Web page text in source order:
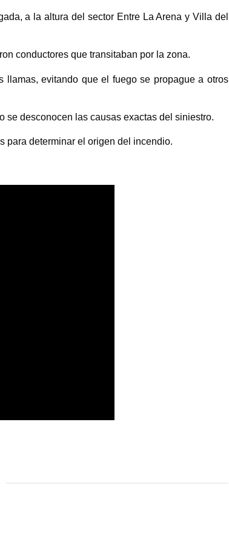
a la altura del sector Entre La Arena y Villa del
conductores que transitaban por la zona.
llamas, evitando que el fuego se propague a otros
se desconocen las causas exactas del siniestro.
para determinar el origen del incendio.